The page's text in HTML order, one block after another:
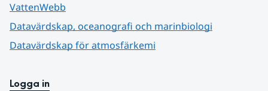
VattenWebb
Datavärdskap, oceanografi och marinbiologi
Datavärdskap för atmosfärkemi
Logga in